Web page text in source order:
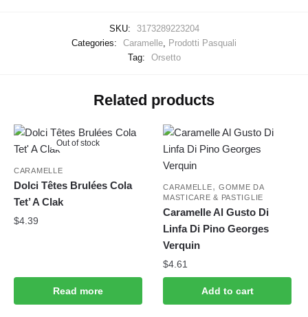
SKU:
3173289223204
Categories:
Caramelle, Prodotti Pasquali
Tag:
Orsetto
Related products
Out of stock
CARAMELLE
Dolci Têtes Brulées Cola
Tet’ A Clak
$4.39
Read more
CARAMELLE, GOMME DA
MASTICARE & PASTIGLIE
Caramelle Al Gusto Di
Linfa Di Pino Georges
Verquin
$4.61
Add to cart